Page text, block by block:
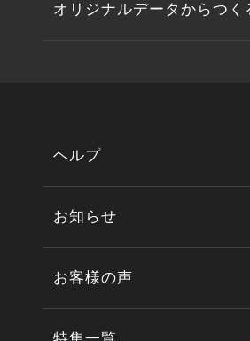
オリジナルデータからつく
ヘルプ
お知らせ
お客様の声